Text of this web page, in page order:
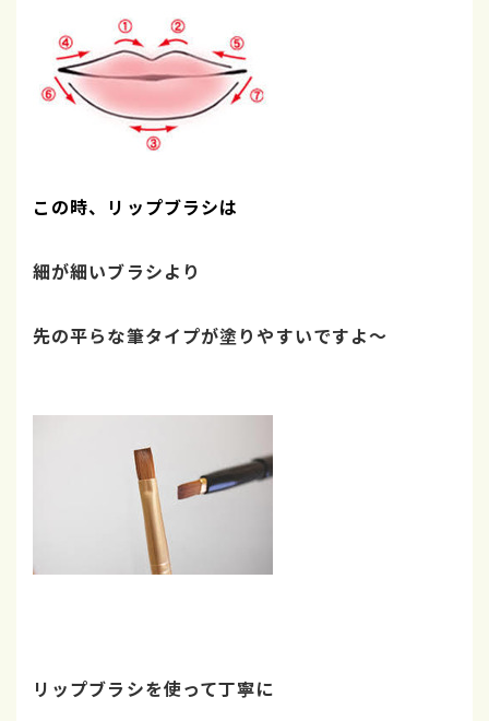
この時、リップブラシは
細が細いブラシより
先の平らな筆タイプが塗りやすいですよ～
リップブラシを使って丁寧に